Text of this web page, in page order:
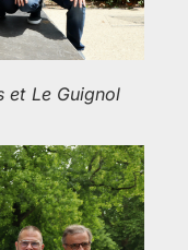
et Le Guignol